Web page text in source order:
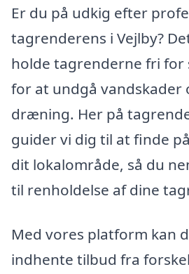
Er du på udkig efter
tagrenderens i Vejlby?
holde tagrenderne fri for
for at undgå vandskader
dræning. Her på
guider vi dig til at finde
dit lokalområde, så du
til renholdelse af dine
Med vores platform kan
indhente tilbud fra